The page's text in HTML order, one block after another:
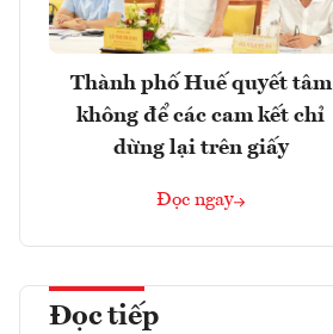
Thành phố Huế quyết tâm
không để các cam kết chỉ
dừng lại trên giấy
Đọc ngay
Đọc tiếp